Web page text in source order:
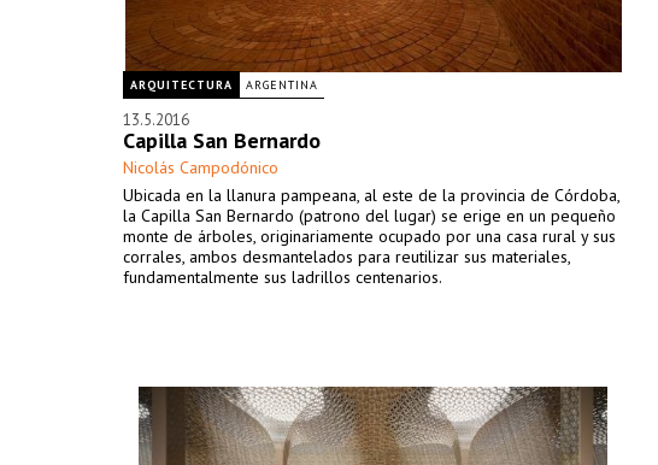
ARQUITECTURA ARGENTINA
13.5.2016
Capilla San Bernardo
Nicolás Campodónico
Ubicada en la llanura pampeana, al este de la provincia de Córdoba,
la Capilla San Bernardo (patrono del lugar) se erige en un pequeño
monte de árboles, originariamente ocupado por una casa rural y sus
corrales, ambos desmantelados para reutilizar sus materiales,
fundamentalmente sus ladrillos centenarios.